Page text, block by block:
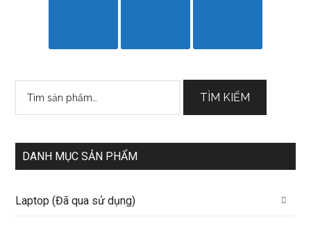
TÌM KIẾM
DANH MỤC SẢN PHẨM
Laptop (Đã qua sử dụng)